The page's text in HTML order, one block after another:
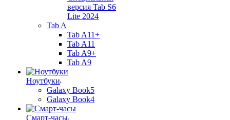
версия Tab S6
Lite 2024
Tab A
Tab A11+
Tab A11
Tab A9+
Tab A9
Ноутбуки
Galaxy Book5
Galaxy Book4
Смарт-часы